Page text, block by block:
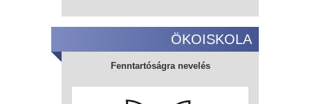
ÖKOISKOLA
Fenntartóságra nevelés